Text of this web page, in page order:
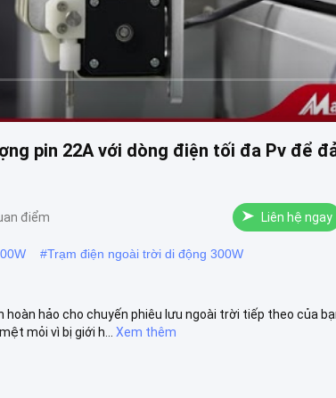
pin 22A với dòng điện tối đa Pv để
điểm Liên hệ ngay
#Trạm điện ngoài trời di động 300W
hảo cho chuyến phiêu lưu ngoài trời tiếp theo của
mỏi vì bị giới h...
Xem thêm